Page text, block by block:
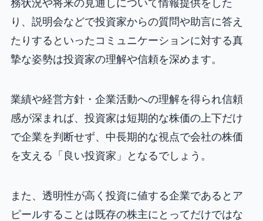
務状況や将来の見通しについて情報提供をした
り、説明会などで投資家からの質問や助言に答え
たりするといったコミュニケーションに対する真
摯な姿勢は投資家の理解や信頼を深めます。
業績や経営方針・企業活動への理解を得られ信頼
感が深まれば、投資家は短期的な株価の上下だけ
で企業を判断せず、中長期的な視点で会社の株価
を支える「良い投資家」となるでしょう。
また、透明性が高く投資に値する企業であるとア
ピールすることは既存の株主にとってだけではな